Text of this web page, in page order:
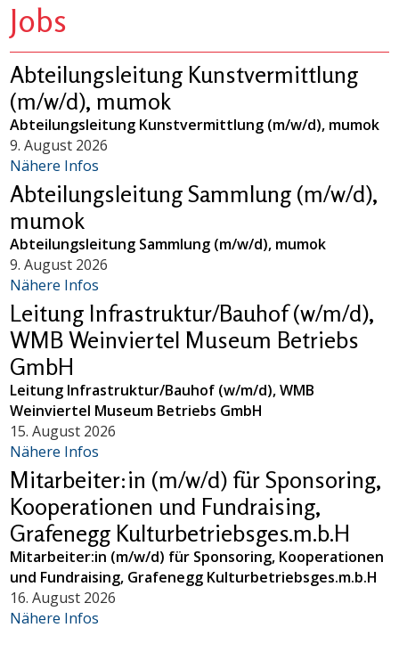
Jobs
Abteilungsleitung Kunstvermittlung
(m/w/d), mumok
Abteilungsleitung Kunstvermittlung (m/w/d), mumok
9. August 2026
Nähere Infos
Abteilungsleitung Sammlung (m/w/d),
mumok
Abteilungsleitung Sammlung (m/w/d), mumok
9. August 2026
Nähere Infos
Leitung Infrastruktur/Bauhof (w/m/d),
WMB Weinviertel Museum Betriebs
GmbH
Leitung Infrastruktur/Bauhof (w/m/d), WMB
Weinviertel Museum Betriebs GmbH
15. August 2026
Nähere Infos
Mitarbeiter:in (m/w/d) für Sponsoring,
Kooperationen und Fundraising,
Grafenegg Kulturbetriebsges.m.b.H
Mitarbeiter:in (m/w/d) für Sponsoring, Kooperationen
und Fundraising, Grafenegg Kulturbetriebsges.m.b.H
16. August 2026
Nähere Infos